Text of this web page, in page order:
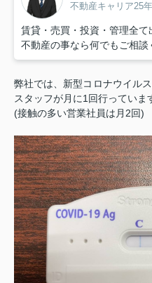
不動産キャリア25年
賃貸・売買・投資・管理全て
不動産の事なら何でもご相談
弊社では、新型コロナウイル
スタッフが月に1回行っていま
(接触の多い営業社員は月2回)